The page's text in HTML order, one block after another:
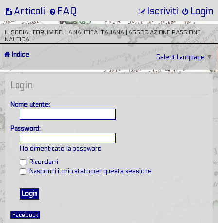
Articoli FAQ Login
Iscriviti
IL SOCIAL FORUM DELLA NAUTICA ITALIANA | ASSOCIAZIONE PASSIONE
NAUTICA
Indice Select Language ▼
Login
Nome utente:
Password:
Ho dimenticato la password
Ricordami
Nascondi il mio stato per questa sessione
Facebook